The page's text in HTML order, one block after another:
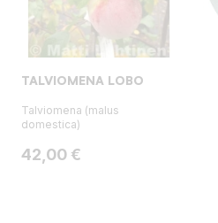
TALVIOMENA LOBO
Talviomena (malus
domestica)
Hinta
42,00 €